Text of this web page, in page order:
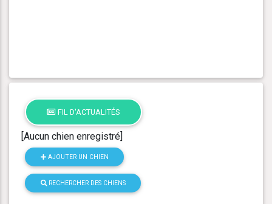
FIL D'ACTUALITÉS
[Aucun chien enregistré]
AJOUTER UN CHIEN
RECHERCHER DES CHIENS